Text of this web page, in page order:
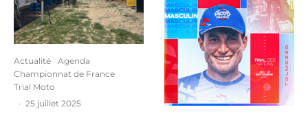
Actualité
Agenda
Championnat de France
Trial Moto
· 25 juillet 2025